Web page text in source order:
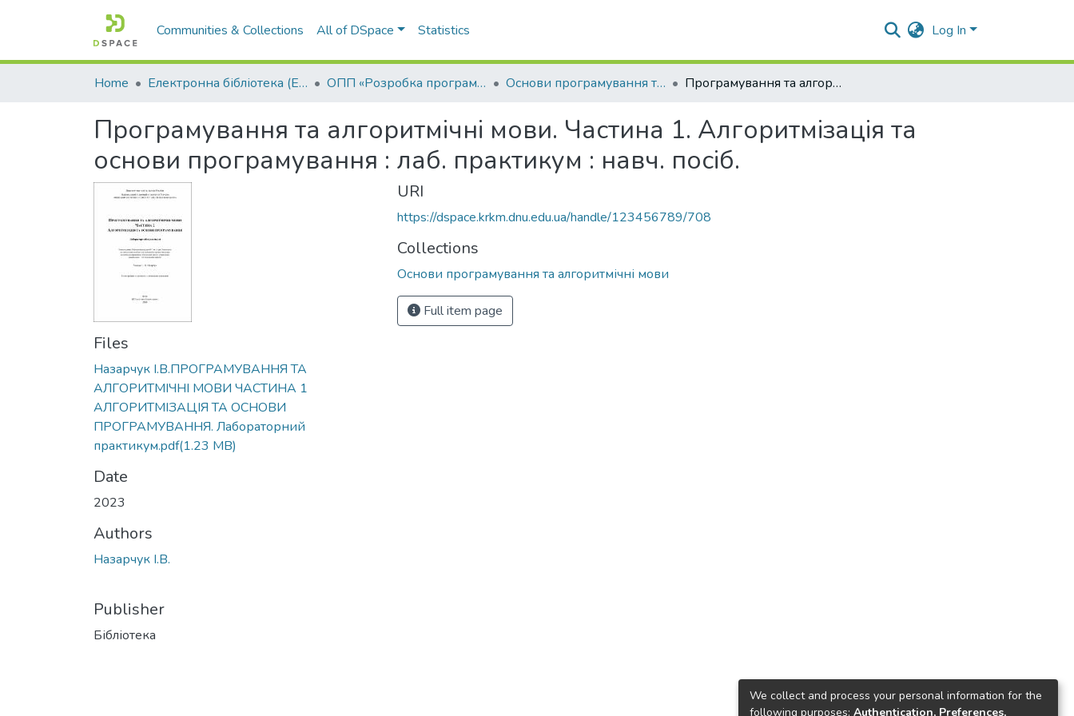
Communities & Collections All of DSpace Statistics Log In
Home Електронна бібліотека (E-Book) ОПП «Розробка програмного забезпечення» Основи програмування та алгоритмічні мови Програмування та алгоритмічні мови. Частина 1. Алгоритмізація та основи програмування : лаб. практикум : навч. посіб.
Програмування та алгоритмічні мови. Частина 1. Алгоритмізація та
основи програмування : лаб. практикум : навч. посіб.
Files
Назарчук І.В.ПРОГРАМУВАННЯ ТА
АЛГОРИТМІЧНІ МОВИ ЧАСТИНА 1
АЛГОРИТМІЗАЦІЯ ТА ОСНОВИ
ПРОГРАМУВАННЯ. Лабораторний
практикум.pdf(1.23 MB)
Date
2023
Authors
Назарчук І.В.
Publisher
Бібліотека
URI
https://dspace.krkm.dnu.edu.ua/handle/123456789/708
Collections
Основи програмування та алгоритмічні мови
Full item page
We collect and process your personal information for the
following purposes: Authentication, Preferences,